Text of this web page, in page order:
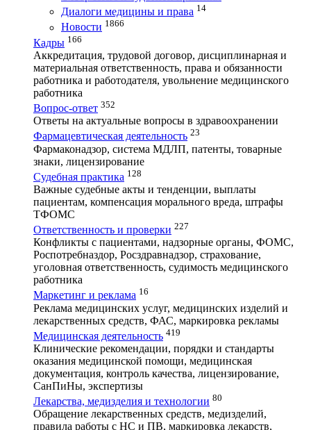
Диалоги медицины и права 14
Новости 1866
Кадры 166
Аккредитация, трудовой договор, дисциплинарная и
материальная ответственность, права и обязанности
работника и работодателя, увольнение медицинского
работника
Вопрос-ответ 352
Ответы на актуальные вопросы в здравоохранении
Фармацевтическая деятельность 23
Фармаконадзор, система МДЛП, патенты, товарные
знаки, лицензирование
Судебная практика 128
Важные судебные акты и тенденции, выплаты
пациентам, компенсация морального вреда, штрафы
ТФОМС
Ответственность и проверки 227
Конфликты с пациентами, надзорные органы, ФОМС,
Роспотребназдор, Росздравнадзор, страхование,
уголовная ответственность, судимость медицинского
работника
Маркетинг и реклама 16
Реклама медицинских услуг, медицинских изделий и
лекарственных средств, ФАС, маркировка рекламы
Медицинская деятельность 419
Клинические рекомендации, порядки и стандарты
оказания медицинской помощи, медицинская
документация, контроль качества, лицензирование,
СанПиНы, экспертизы
Лекарства, медизделия и технологии 80
Обращение лекарственных средств, медизделий,
правила работы с НС и ПВ, маркировка лекарств,